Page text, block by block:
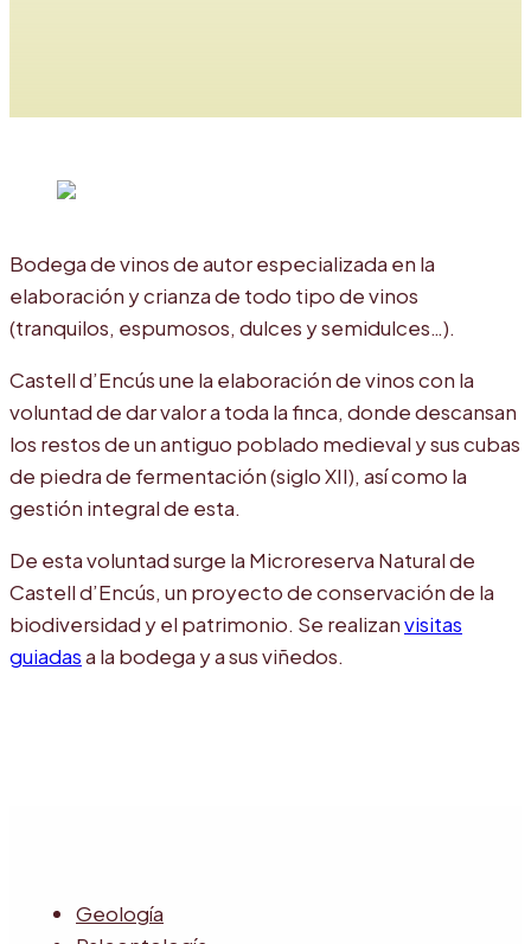
Bodega de vinos de autor especializada en la
elaboración y crianza de todo tipo de vinos
(tranquilos, espumosos, dulces y semidulces…).
Castell d’Encús une la elaboración de vinos con la
voluntad de dar valor a toda la finca, donde descansan
los restos de un antiguo poblado medieval y sus cubas
de piedra de fermentación (siglo XII), así como la
gestión integral de esta.
De esta voluntad surge la Microreserva Natural de
Castell d’Encús, un proyecto de conservación de la
biodiversidad y el patrimonio. Se realizanvisitas
guiadasa la bodega y a sus viñedos.
Geología